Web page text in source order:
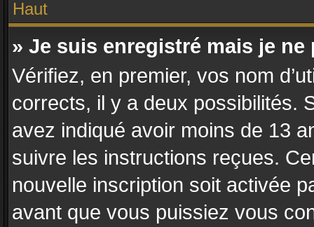
Haut
» Je suis enregistré mais je
Vérifiez, en premier, vos nom
corrects, il y a deux possibilités.
avez indiqué avoir moins de 13
suivre les instructions reçues.
nouvelle inscription soit activée
avant que vous puissiez vous